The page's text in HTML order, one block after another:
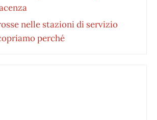
nelle stazioni di servizio
perché